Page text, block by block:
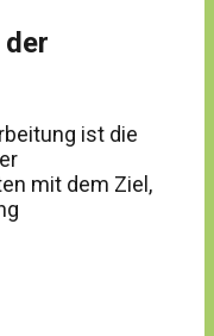
ist die
mit dem Ziel,